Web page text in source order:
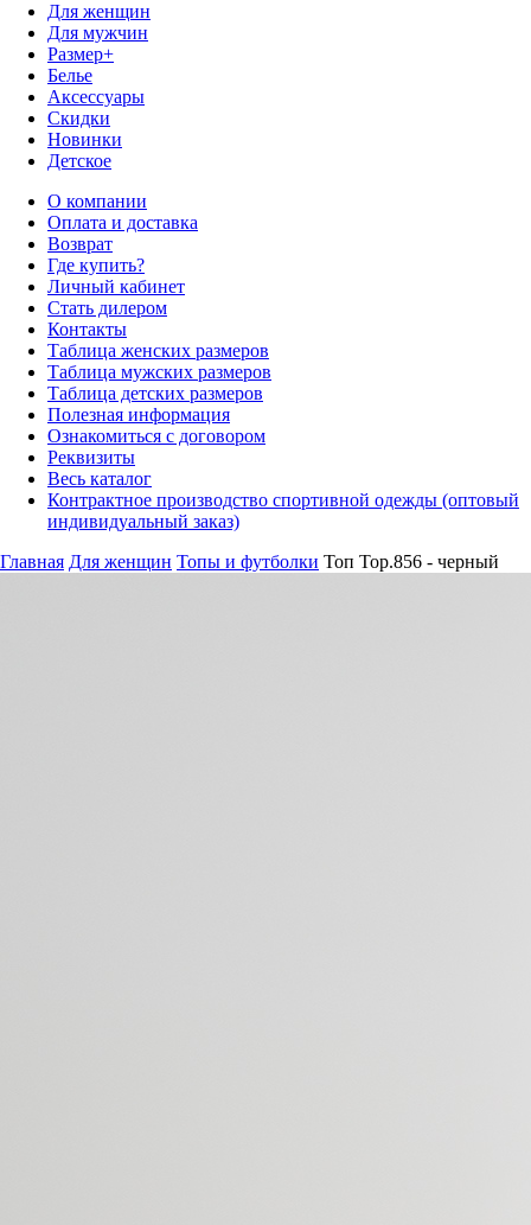
Для женщин
Для мужчин
Размер+
Белье
Аксессуары
Скидки
Новинки
Детское
О компании
Оплата и доставка
Возврат
Где купить?
Личный кабинет
Стать дилером
Контакты
Таблица женских размеров
Таблица мужских размеров
Таблица детских размеров
Полезная информация
Ознакомиться с договором
Реквизиты
Весь каталог
Контрактное производство спортивной одежды (оптовый
индивидуальный заказ)
Главная Для женщин Топы и футболки Топ Top.856 - черный